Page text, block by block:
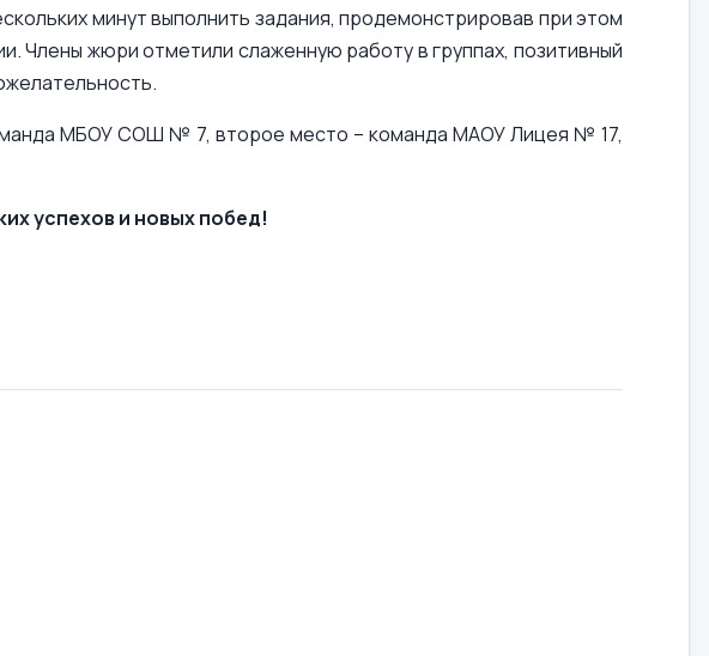
минут выполнить задания, продемонстрировав при этом
Члены жюри отметили слаженную работу в группах, позитивный
МБОУ СОШ № 7, второе место – команда МАОУ Лицея № 17,
успехов и новых побед!